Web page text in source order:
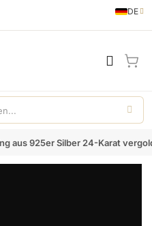
Sprache
DE
German
aus 925er Silber 24-Karat